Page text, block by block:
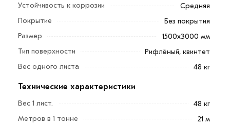
рисунок — рифление.
В сооружениях, что расположены под открытым
небом, в водоемах, в морской воде — алюминиевые
листы популярны из-за их стойкости к коррозии,
атмосферным осадкам, высоким и низким
как легкость, гибкость и пластичность. Листы из
алюминия способны принимать любую форму, легко
Устойчивость к коррозии
Средняя
Покрытие
Без покрытия
Размер
1500х3000 мм
Тип поверхности
Рифлёный, квинтет
Вес одного листа
48 кг
Технические характеристики
Вес 1 лист.
48 кг
Метров в 1 тонне
21 м